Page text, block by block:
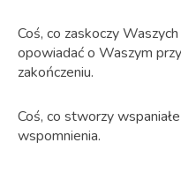
Coś, co zaskoczy
opowiadać o Waszym
zakończeniu.
Coś, co stworzy
wspomnienia.